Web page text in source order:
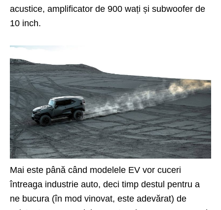
acustice, amplificator de 900 wați și subwoofer de
10 inch.
Mai este până când modelele EV vor cuceri
întreaga industrie auto, deci timp destul pentru a
ne bucura (în mod vinovat, este adevărat) de